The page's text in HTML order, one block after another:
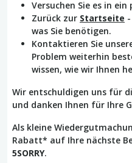
Versuchen Sie es in
Zurück zur Startseite
was Sie benötigen.
Kontaktieren Sie
Problem weiterhin
wissen, wie wir Ihnen
Wir entschuldigen uns für
und danken Ihnen für Ihre
Als kleine
Rabatt* auf Ihre nächste
5SORRY.